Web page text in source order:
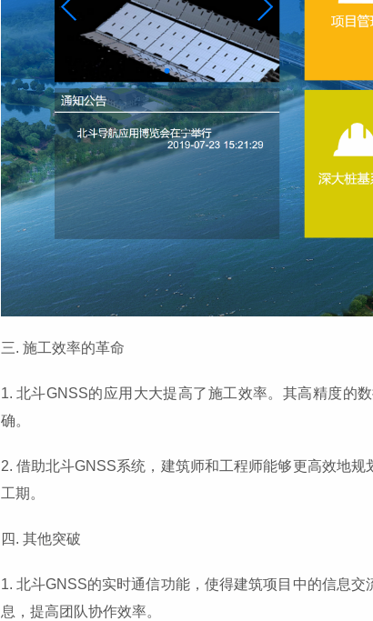
三. 施工效率的革命
1. 北斗GNSS的应用大大提高了施工效率。其高精度的
确。
2. 借助北斗GNSS系统，建筑师和工程师能够更高效地
工期。
四. 其他突破
1. 北斗GNSS的实时通信功能，使得建筑项目中的信息
息，提高团队协作效率。